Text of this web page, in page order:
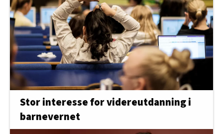
Stor interesse for videreutdanning i
barnevernet